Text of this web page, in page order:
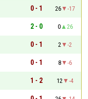
0 - 1 26
-17
2 - 0 0
26
0 - 1 2
-2
0 - 1 8
-6
1 - 2 12
-4